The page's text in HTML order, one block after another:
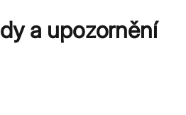
a upozornění